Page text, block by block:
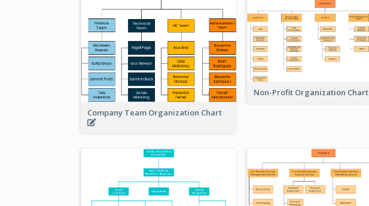
Company Team Organization Chart
Non-Profit Organization Chart